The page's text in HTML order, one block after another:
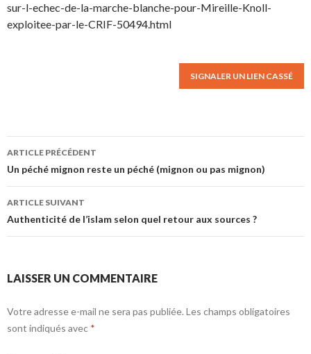
sur-l-echec-de-la-marche-blanche-pour-Mireille-Knoll-
exploitee-par-le-CRIF-50494.html
SIGNALER UN LIEN CASSÉ
Navigation des articles
ARTICLE PRÉCÉDENT
Un péché mignon reste un péché (mignon ou pas mignon)
ARTICLE SUIVANT
Authenticité de l’islam selon quel retour aux sources ?
LAISSER UN COMMENTAIRE
Votre adresse e-mail ne sera pas publiée. Les champs obligatoires
sont indiqués avec *